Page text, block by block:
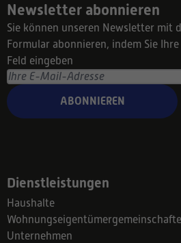
Newsletter abonnieren
Sie können unseren Newsletter mit
Formular abonnieren, indem Sie
Feld eingeben
ABONNIEREN
Dienstleistungen
Haushalte
Unternehmen